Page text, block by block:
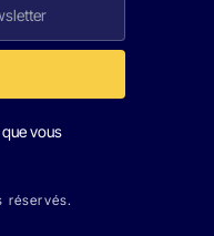
vous
réservés.